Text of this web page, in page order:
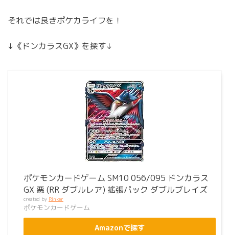
それでは良きポケカライフを！
↓《ドンカラスGX》を探す↓
ポケモンカードゲーム SM10 056/095 ドンカラス
GX 悪 (RR ダブルレア) 拡張パック ダブルブレイズ
created by Rinker
ポケモンカードゲーム
Amazonで探す